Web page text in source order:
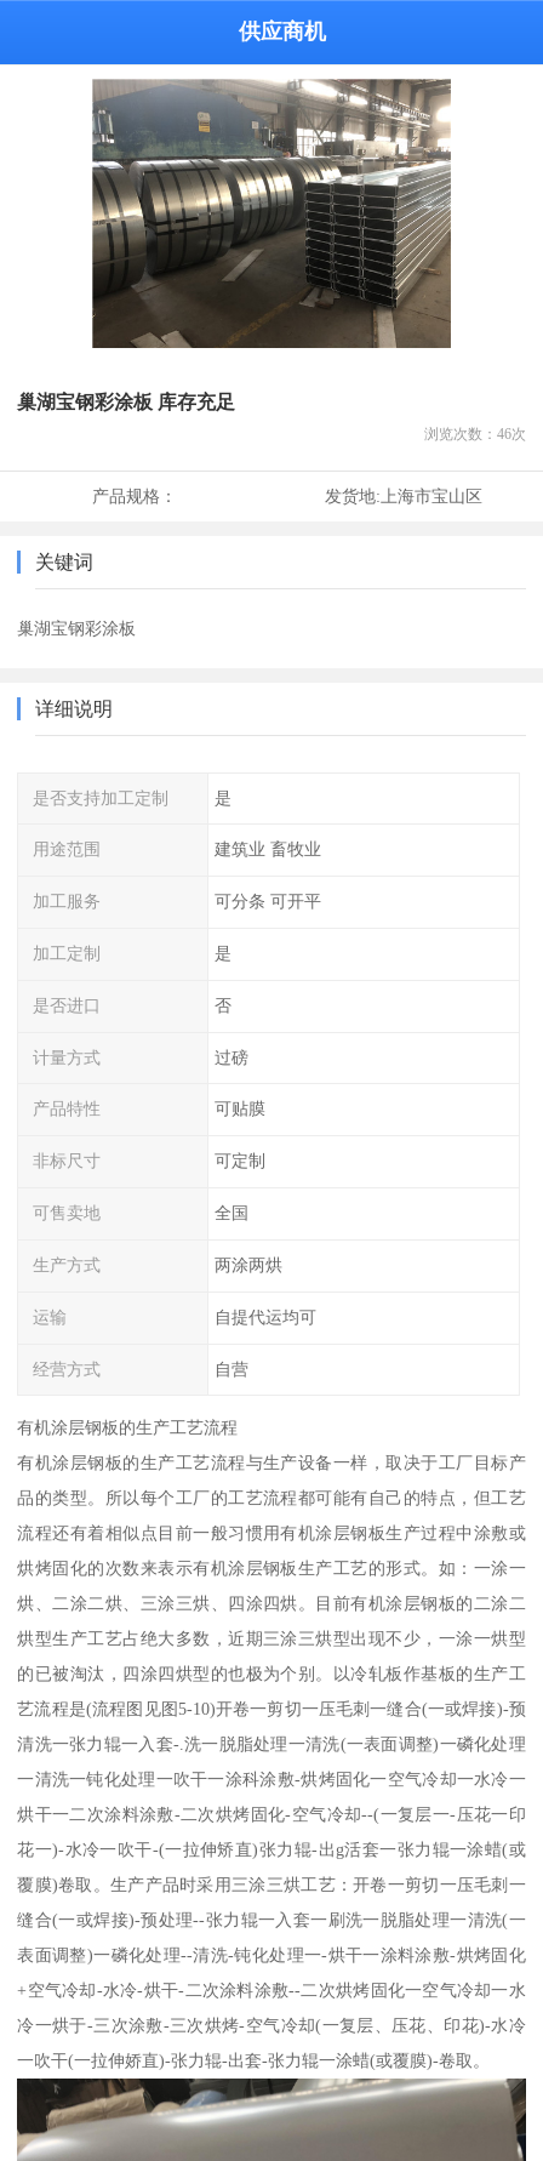
供应商机
巢湖宝钢彩涂板 库存充足
浏览次数： 46次
产品规格： 发货地:上海市宝山区
关键词
巢湖宝钢彩涂板
详细说明
是否支持加工定制 是
用途范围 建筑业 畜牧业
加工服务 可分条 可开平
加工定制 是
是否进口 否
计量方式 过磅
产品特性 可贴膜
非标尺寸 可定制
可售卖地 全国
生产方式 两涂两烘
运输 自提代运均可
经营方式 自营
有机涂层钢板的生产工艺流程
有机涂层钢板的生产工艺流程与生产设备一样，取决于工厂目标产
品的类型。所以每个工厂的工艺流程都可能有自己的特点，但工艺
流程还有着相似点目前一般习惯用有机涂层钢板生产过程中涂敷或
烘烤固化的次数来表示有机涂层钢板生产工艺的形式。如：一涂一
烘、二涂二烘、三涂三烘、四涂四烘。目前有机涂层钢板的二涂二
烘型生产工艺占绝大多数，近期三涂三烘型出现不少，一涂一烘型
的已被淘汰，四涂四烘型的也极为个别。以冷轧板作基板的生产工
艺流程是(流程图见图5-10)开卷一剪切一压毛刺一缝合(一或焊接)-预
清洗一张力辊一入套-.洗一脱脂处理一清洗(一表面调整)一磷化处理
一清洗一钝化处理一吹干一涂科涂敷-烘烤固化一空气冷却一水冷一
烘干一二次涂料涂敷-二次烘烤固化-空气冷却--(一复层一-压花一印
花一)-水冷一吹干-(一拉伸矫直)张力辊-出g活套一张力辊一涂蜡(或
覆膜)卷取。生产产品时采用三涂三烘工艺：开卷一剪切一压毛刺一
缝合(一或焊接)-预处理--张力辊一入套一刷洗一脱脂处理一清洗(一
表面调整)一磷化处理--清洗-钝化处理一-烘干一涂料涂敷-烘烤固化
+空气冷却-水冷-烘干-二次涂料涂敷--二次烘烤固化一空气冷却一水
冷一烘于-三次涂敷-三次烘烤-空气冷却(一复层、压花、印花)-水冷
一吹干(一拉伸娇直)-张力辊-出套-张力辊一涂蜡(或覆膜)-卷取。